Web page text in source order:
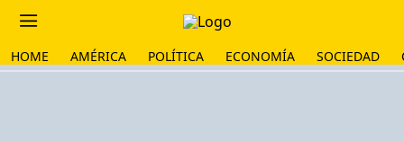
HOME AMÉRICA POLÍTICA ECONOMÍA SOCIEDAD